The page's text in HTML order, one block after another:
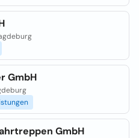
GmbH
GmbH